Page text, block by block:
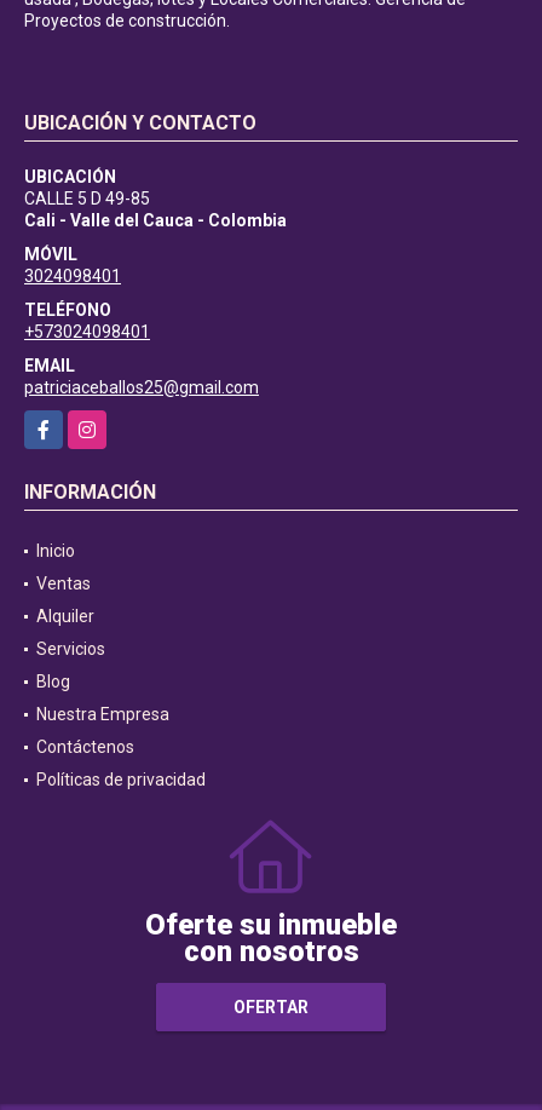
Proyectos de construcción.
UBICACIÓN Y CONTACTO
UBICACIÓN
CALLE 5 D 49-85
Cali - Valle del Cauca - Colombia
MÓVIL
3024098401
TELÉFONO
+573024098401
EMAIL
patriciaceballos25@gmail.com
FacebookInstagram
INFORMACIÓN
Inicio
Ventas
Alquiler
Servicios
Blog
Nuestra Empresa
Contáctenos
Políticas de privacidad
Oferte su inmueble
con nosotros
OFERTAR